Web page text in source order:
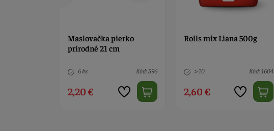
Maslovačka pierko
prírodné 21 cm
6 ks Kód: 596
2,20 €
Rolls mix Liana 500g
> 10 Kód: 1604
2,60 €